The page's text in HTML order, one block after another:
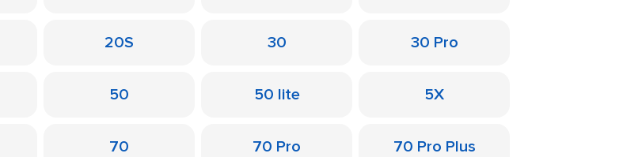
20S 30 30 Pro
50 50 lite 5X
70 70 Pro 70 Pro Plus